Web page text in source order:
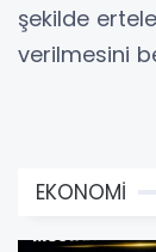
şekilde
verilmesini
EKONOMİ